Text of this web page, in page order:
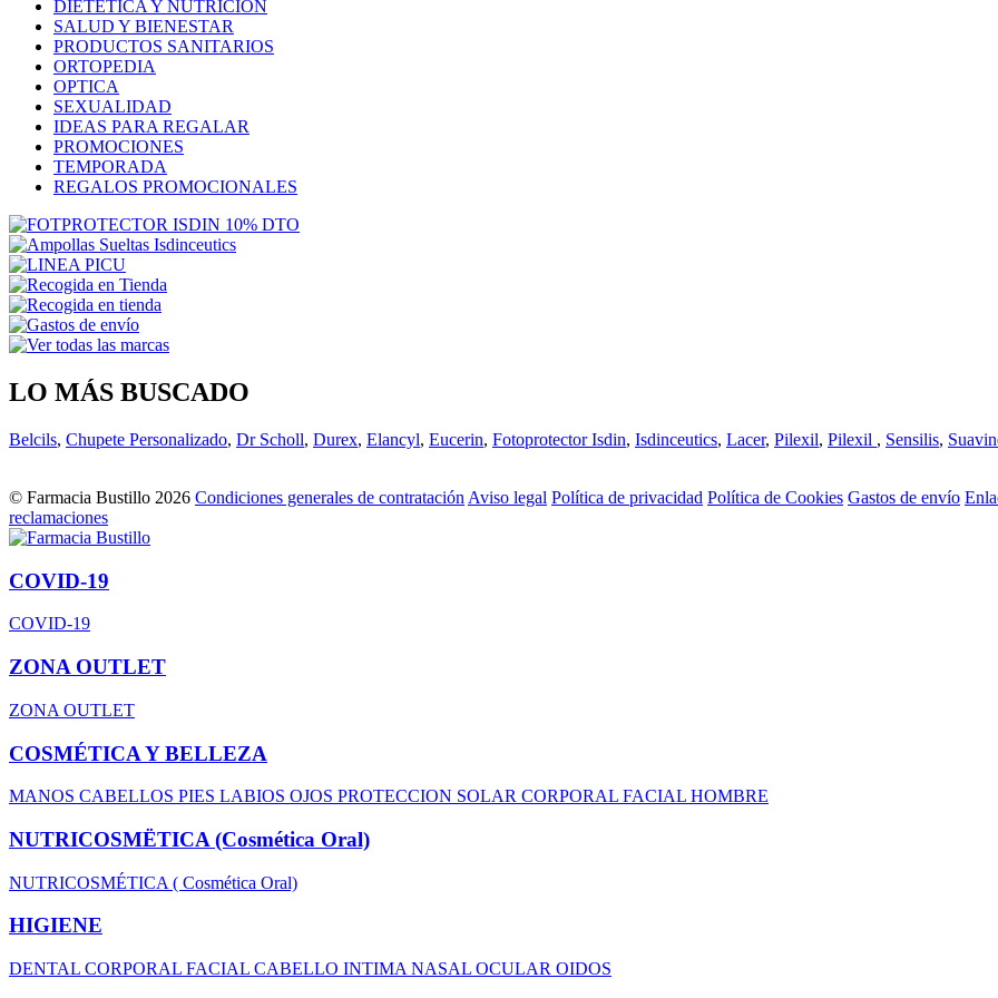
DIETETICA Y NUTRICIÓN
SALUD Y BIENESTAR
PRODUCTOS SANITARIOS
ORTOPEDIA
OPTICA
SEXUALIDAD
IDEAS PARA REGALAR
PROMOCIONES
TEMPORADA
REGALOS PROMOCIONALES
LO MÁS BUSCADO
Belcils, Chupete Personalizado, Dr Scholl, Durex, Elancyl, Eucerin, Fotoprotector Isdin, Isdinceutics, Lacer, Pilexil, Pilexil , Sensilis,
© Farmacia Bustillo 2026 Condiciones generales de contratación Aviso legal Política de privacidad Política de Cookies Gastos de envío
reclamaciones
COVID-19
COVID-19
ZONA OUTLET
ZONA OUTLET
COSMÉTICA Y BELLEZA
MANOS CABELLOS PIES LABIOS OJOS PROTECCION SOLAR CORPORAL FACIAL HOMBRE
NUTRICOSMËTICA (Cosmética Oral)
NUTRICOSMÉTICA ( Cosmética Oral)
HIGIENE
DENTAL CORPORAL FACIAL CABELLO INTIMA NASAL OCULAR OIDOS